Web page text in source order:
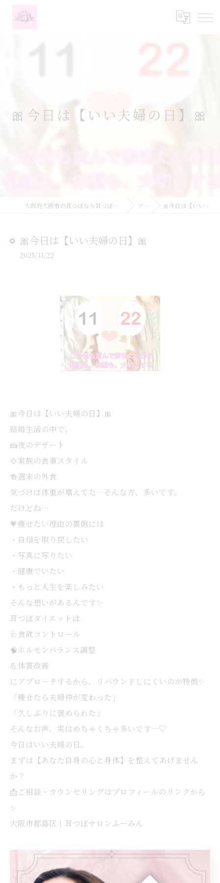
🎀今日は【いい夫婦の日】🎀
大阪府大阪市の耳つぼなら耳つぼダイエットサロンふーみん ブログ 🎀今日は【いい夫婦の日】🎀
🎀今日は【いい夫婦の日】🎀
2025/11/22
🎀今日は【いい夫婦の日】🎀
結婚生活の中で、
🍰夜のデザート
🍲家族の食事スタイル
🍻週末の外食
気づけば体重が増えてた…そんな方、多いです。
だけどね…
💗痩せたい理由の裏側には
・自信を取り戻したい
・写真に写りたい
・健康でいたい
・もっと人生を楽しみたい
そんな想いがあるんです✨
耳つぼダイエットは
🩺食欲コントロール
🧠ホルモンバランス調整
💪体質改善
にアプローチするから、リバウンドしにくいのが特徴✨
「痩せたら夫婦仲が変わった」
「久しぶりに褒められた」
そんなお声、実はめちゃくちゃ多いです…♡
今日はいい夫婦の日。
まずは【あなた自身の心と身体】を整えてあげません
か？
📩ご相談・カウンセリングはプロフィールのリンクから
✨
大阪市都島区｜耳つぼサロンふーみん